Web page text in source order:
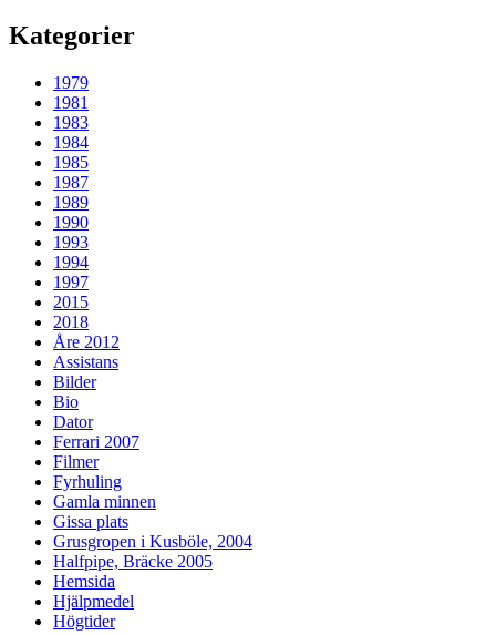
Kategorier
1979
1981
1983
1984
1985
1987
1989
1990
1993
1994
1997
2015
2018
Åre 2012
Assistans
Bilder
Bio
Dator
Ferrari 2007
Filmer
Fyrhuling
Gamla minnen
Gissa plats
Grusgropen i Kusböle, 2004
Halfpipe, Bräcke 2005
Hemsida
Hjälpmedel
Högtider